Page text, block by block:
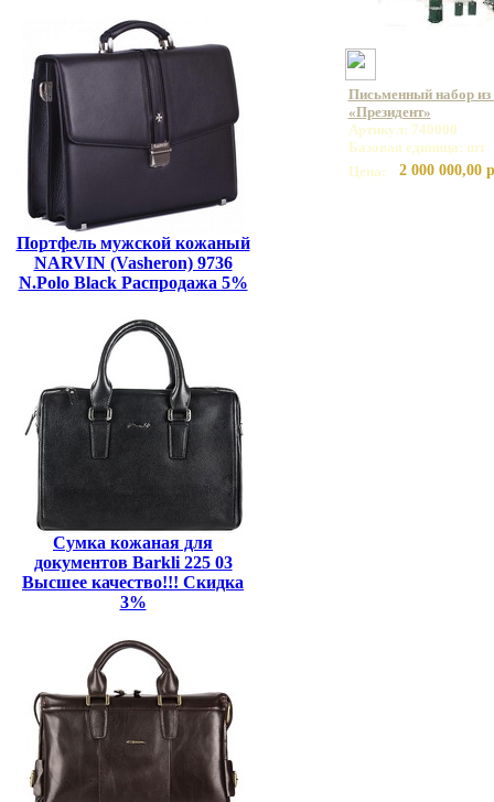
Портфель мужской кожаный
NARVIN (Vasheron) 9736
N.Polo Black Распродажа 5%
Сумка кожаная для
документов Barkli 225 03
Высшее качество!!! Скидка
3%
Письменный набор из
«Президент»
Артикул: 740000
Базовая единица: шт
Цена:
2 000 000,00